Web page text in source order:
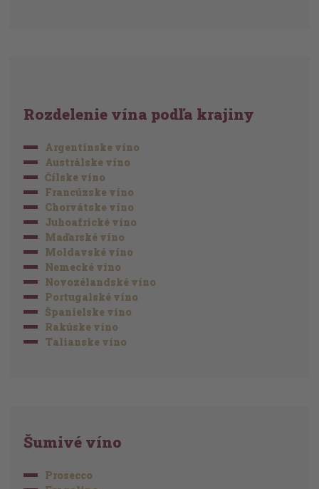
Rozdelenie vína podľa krajiny
Argentínske víno
Austrálske víno
Čílske víno
Francúzske víno
Chorvátske víno
Juhoafrické víno
Maďarské víno
Moldavské víno
Nemecké víno
Novozélandské víno
Portugalské víno
Španielske víno
Rakúske víno
Talianske víno
Šumivé víno
Prosecco